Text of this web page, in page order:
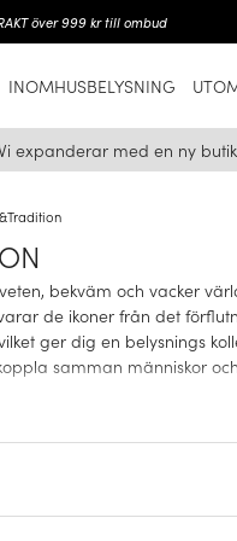
över 999 kr till ombud
INOMHUSBELYSNING
expanderar med en ny
&Tradition
bekväm och vacker
de ikoner från det
ger dig en belysnings
samman människor